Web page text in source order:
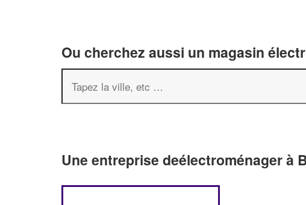
Ou cherchez aussi un magasin
Une entreprise deélectroménager à